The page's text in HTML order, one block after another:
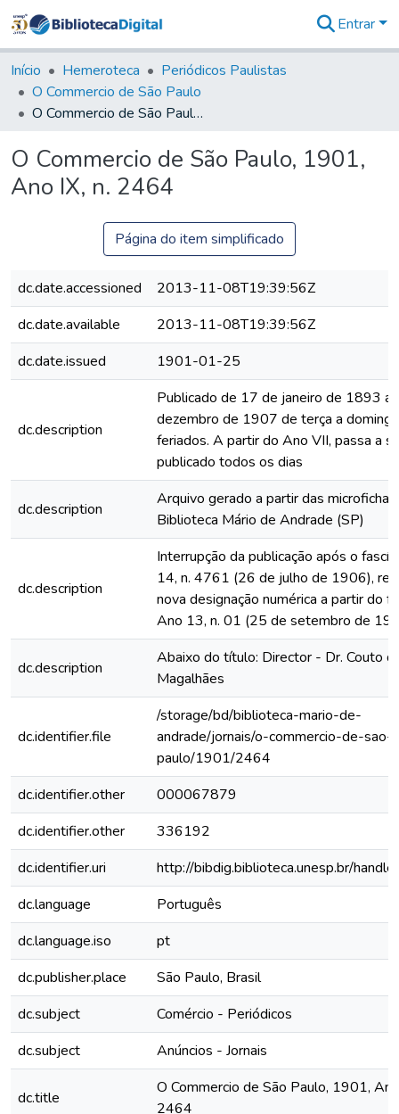
&
Coleções
Tudo na
Biblioteca
Estatísticas
Entrar
Início Hemeroteca
Periódicos Paulistas
O Commercio de São Paulo
O Commercio de São Paulo, 1901, Ano IX, n. 2464
O Commercio de São Paulo, 1901,
Ano IX, n. 2464
Página do item simplificado
dc.date.accessioned
2013-11-08T19:39:56Z
dc.date.available
2013-11-08T19:39:56Z
dc.date.issued
1901-01-25
dc.description
Publicado de 17 de janeiro de 1893 a
dezembro de 1907 de terça a
feriados. A partir do Ano VII, passa a
publicado todos os dias
dc.description
Arquivo gerado a partir das
Biblioteca Mário de Andrade (SP)
dc.description
Interrupção da publicação após o
14, n. 4761 (26 de julho de 1906),
nova designação numérica a partir do
Ano 13, n. 01 (25 de setembro de
dc.description
Abaixo do título: Director - Dr. Couto
Magalhães
dc.identifier.file
/storage/bd/biblioteca-mario-de-
andrade/jornais/o-commercio-de-sao-
paulo/1901/2464
dc.identifier.other
000067879
dc.identifier.other
336192
dc.identifier.uri
http://bibdig.biblioteca.unesp.br/
dc.language
Português
dc.language.iso
pt
dc.publisher.place
São Paulo, Brasil
dc.subject
Comércio - Periódicos
dc.subject
Anúncios - Jornais
dc.title
O Commercio de São Paulo, 1901,
2464